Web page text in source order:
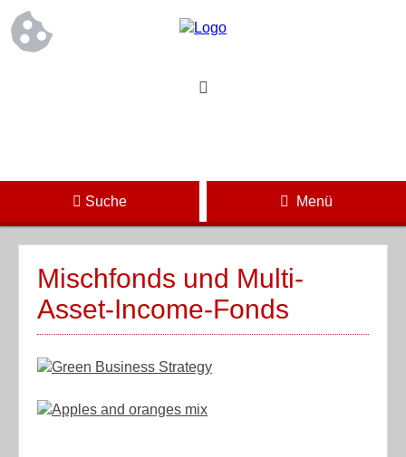
Suche Menü
Mischfonds und Multi-
Asset-Income-Fonds